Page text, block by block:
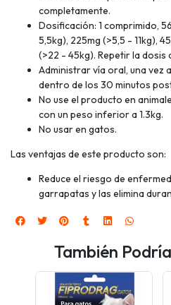
completamente.
Dosificación: 1 comprimido,
5,5kg), 225mg (>5,5 - 11kg),
(>22 - 45kg). Repetir la dosis
Administrar vía oral, una vez
dentro de los 30 minutos
No use el producto en
con un peso inferior a 1.3kg.
No usar en gatos.
Las ventajas de este producto son:
Reduce el riesgo de
garrapatas y las elimina
También